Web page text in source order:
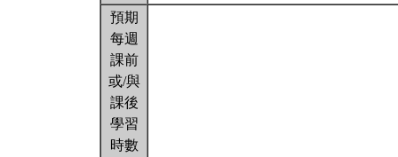
預期
每週
課前
或/與
課後
學習
時數